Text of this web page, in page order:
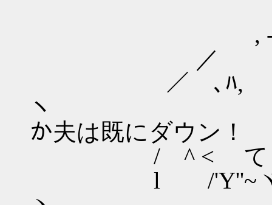
, -
／
／
ヽ
か夫は既にダウン！
/ ^ <
l /